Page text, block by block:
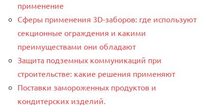
применение
Сферы применения 3D-заборов: где используют
секционные ограждения и какими
преимуществами они обладают
Защита подземных коммуникаций при
строительстве: какие решения применяют
Поставки замороженных продуктов и
кондитерских изделий.